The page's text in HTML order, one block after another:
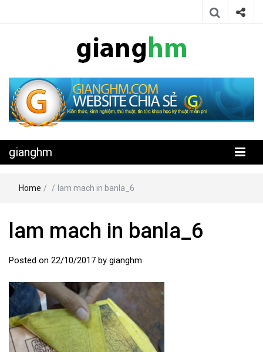
gianghm
kỹ thuật miễn phí
gianghm
Home / / lam mach in banla_6
lam mach in banla_6
Posted on 22/10/2017 by gianghm